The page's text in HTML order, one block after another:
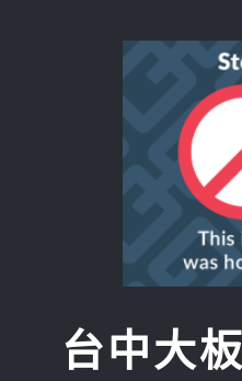
台中大